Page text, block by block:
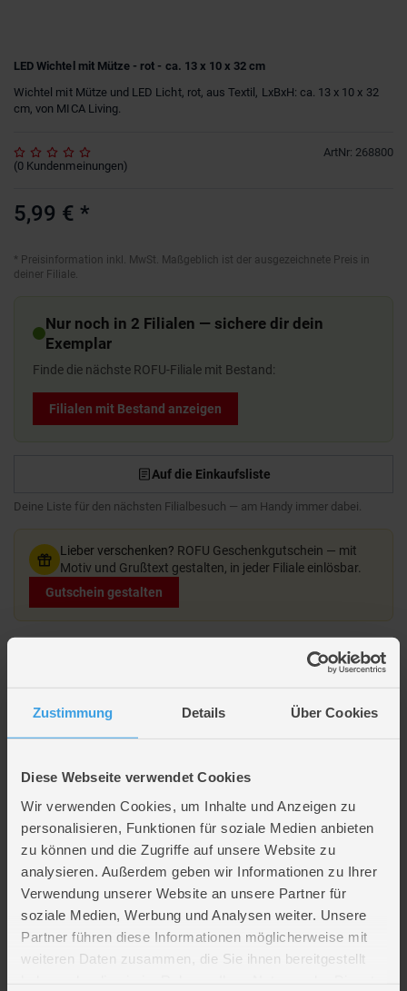
Zustimmung Details Über Cookies
Diese Webseite verwendet Cookies
Wir verwenden Cookies, um Inhalte und Anzeigen zu
personalisieren, Funktionen für soziale Medien anbieten
zu können und die Zugriffe auf unsere Website zu
analysieren. Außerdem geben wir Informationen zu Ihrer
Verwendung unserer Website an unsere Partner für
soziale Medien, Werbung und Analysen weiter. Unsere
Partner führen diese Informationen möglicherweise mit
weiteren Daten zusammen, die Sie ihnen bereitgestellt
LED Wichtel mit Mütze - rot - ca. 13 x 10 x 32 cm
Wichtel mit Mütze und LED Licht, rot, aus Textil, LxBxH: ca. 13 x 10 x 32
cm, von MICA Living.
ArtNr: 268800
(0 Kundenmeinungen)
5,99 € *
* Preisinformation inkl. MwSt. Maßgeblich ist der ausgezeichnete Preis in
deiner Filiale.
Nur noch in 2 Filialen — sichere dir dein
Exemplar
Finde die nächste ROFU-Filiale mit Bestand:
Filialen mit Bestand anzeigen
Auf die Einkaufsliste
Deine Liste für den nächsten Filialbesuch — am Handy immer dabei.
Lieber verschenken? ROFU Geschenkgutschein — mit
Motiv und Grußtext gestalten, in jeder Filiale einlösbar.
Gutschein gestalten
LED Wichtel mit Mütze - rot - ca. 13 x 10 x 32 cm
Artikelmerkmale
Farbe
rot, schwarz, weiß
Material
Polyester
Artikelmaße
Länge ca. 13 cm
Breite ca. 10 cm
Höhe ca. 32 cm
Länge ca. 25,1 cm
Breite ca. 14,7 cm
Höhe ca. 9,8 cm